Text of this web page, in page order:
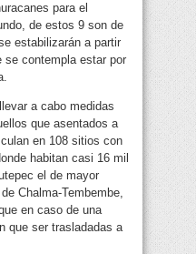
para el
de estos 9 son de
estabilizarán a partir
se contempla estar por
a cabo medidas
que asentados a
en 108 sitios con
habitan casi 16 mil
el de mayor
Chalma-Tembembe,
en caso de una
que ser trasladadas a